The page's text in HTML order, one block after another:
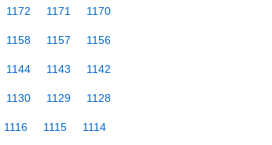
1172 1171 1170
1158 1157 1156
1144 1143 1142
1130 1129 1128
1116 1115 1114